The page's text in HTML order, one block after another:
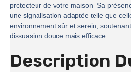
protecteur de votre maison. Sa
une signalisation adaptée telle que
environnement sûr et serein,
dissuasion douce mais efficace.
Description